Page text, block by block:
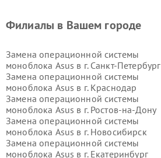
Филиалы в Вашем городе
Замена операционной системы
моноблока Asus в г. Санкт-Петербург
Замена операционной системы
моноблока Asus в г. Краснодар
Замена операционной системы
моноблока Asus в г. Ростов-на-Дону
Замена операционной системы
моноблока Asus в г. Новосибирск
Замена операционной системы
моноблока Asus в г. Екатеринбург